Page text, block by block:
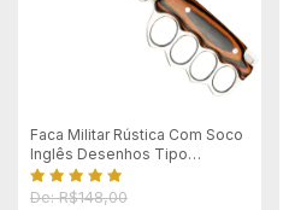
Faca Militar Rústica Com Soco
Inglês Desenhos Tipo
Damasco
De: R$148,00